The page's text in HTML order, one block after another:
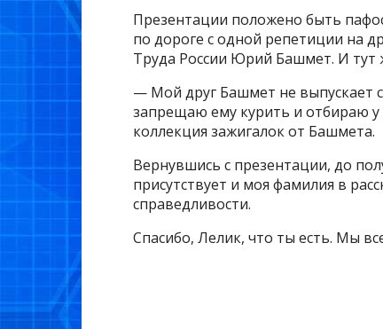
Презентации положено быть
по дороге с одной репетиции на
Труда России Юрий Башмет. И
— Мой друг Башмет не выпускает
запрещаю ему курить и отбираю у
коллекция зажигалок от Башмета.
Вернувшись с презентации, до
присутствует и моя фамилия в
справедливости.
Спасибо, Лелик, что ты есть. Мы